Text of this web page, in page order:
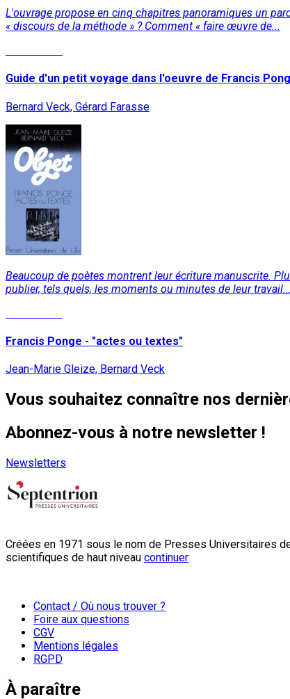
L'ouvrage propose en cinq chapitres panoramiques un
« discours de la méthode » ? Comment « faire œuvre de...
Guide d'un petit voyage dans l'oeuvre de Francis
Bernard Veck, Gérard Farasse
Beaucoup de poètes montrent leur écriture manuscrite.
publier, tels quels, les moments ou minutes de leur travail...
Francis Ponge - "actes ou textes"
Jean-Marie Gleize, Bernard Veck
Vous souhaitez connaître nos
Abonnez-vous à notre newsletter !
Newsletters
Créées en 1971 sous le nom de Presses Universitaires
scientifiques de haut niveau continuer
Contact / Où nous trouver ?
Foire aux questions
CGV
Mentions légales
RGPD
À paraître